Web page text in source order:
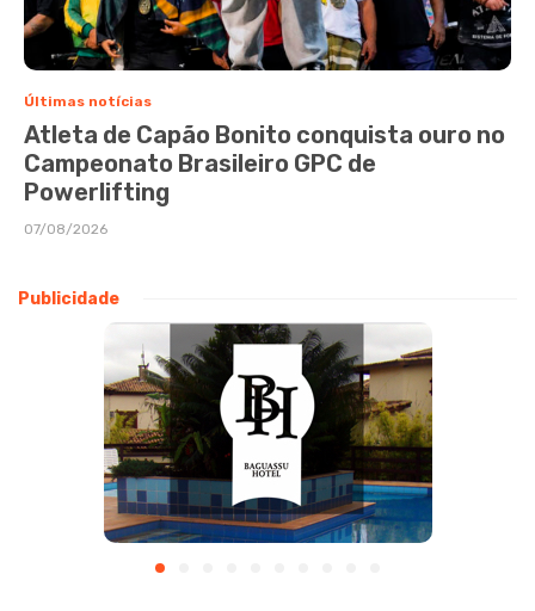
Últimas notícias
Atleta de Capão Bonito conquista ouro no
Campeonato Brasileiro GPC de
Powerlifting
07/08/2026
Publicidade